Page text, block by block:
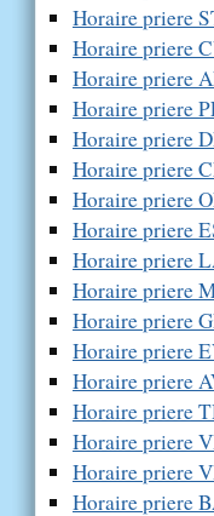
Horaire priere
Horaire priere
Horaire priere
Horaire priere
Horaire priere
Horaire priere
Horaire priere
Horaire priere
Horaire priere
Horaire priere
Horaire priere
Horaire priere
Horaire priere
Horaire priere
Horaire priere
Horaire priere
Horaire priere